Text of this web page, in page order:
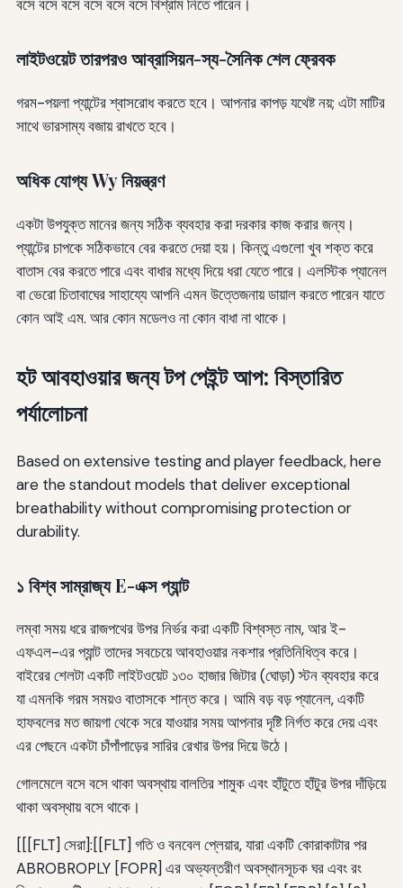
বসে বসে বসে বসে বসে বসে বিশ্রাম নিতে পারেন।
লাইটওয়েট তারপরও আব্রাসিয়ন-স্য-সৈনিক শেল ফ্রেবক
গরম-পয়লা প্যান্টের শ্বাসরোধ করতে হবে। আপনার কাপড় যথেষ্ট নয়; এটা মাটির
সাথে ভারসাম্য বজায় রাখতে হবে।
অধিক যোগ্য Wy নিয়ন্ত্রণ
একটা উপযুক্ত মানের জন্য সঠিক ব্যবহার করা দরকার কাজ করার জন্য।
প্যান্টের চাপকে সঠিকভাবে বের করতে দেয়া হয়। কিন্তু এগুলো খুব শক্ত করে
বাতাস বের করতে পারে এবং বাধার মধ্যে দিয়ে ধরা যেতে পারে। এলস্টিক প্যানেল
বা ভেরো চিতাবাঘের সাহায্যে আপনি এমন উত্তেজনায় ডায়াল করতে পারেন যাতে
কোন আই এম. আর কোন মডেলও না কোন বাধা না থাকে।
হট আবহাওয়ার জন্য টপ পেইন্ট আপ: বিস্তারিত
পর্যালোচনা
Based on extensive testing and player feedback, here
are the standout models that deliver exceptional
breathability without compromising protection or
durability.
১ বিশ্ব সাম্রাজ্য E-এক্স প্যান্ট
লম্বা সময় ধরে রাজপথের উপর নির্ভর করা একটি বিশ্বস্ত নাম, আর ই-
এফএল-এর প্যান্ট তাদের সবচেয়ে আবহাওয়ার নকশার প্রতিনিধিত্ব করে।
বাইরের শেলটা একটি লাইটওয়েট ১৩০ হাজার জিটার (ঘোড়া) স্টন ব্যবহার করে
যা এমনকি গরম সময়ও বাতাসকে শান্ত করে। আমি বড় বড় প্যানেল, একটি
হাফবলের মত জায়গা থেকে সরে যাওয়ার সময় আপনার দৃষ্টি নির্গত করে দেয় এবং
এর পেছনে একটা চাঁপাঁপাড়ের সারির রেখার উপর দিয়ে উঠে।
গোলমেলে বসে বসে থাকা অবস্থায় বালতির শামুক এবং হাঁটুতে হাঁটুর উপর দাঁড়িয়ে
থাকা অবস্থায় বসে থাকে।
[[[FLT] সেরা]:[[FLT] গতি ও বনবেল প্লেয়ার, যারা একটি কোরাকাটার পর
ABROBROPLY [FOPR] এর অভ্যন্তরীণ অবস্থানসূচক ঘর এবং রং